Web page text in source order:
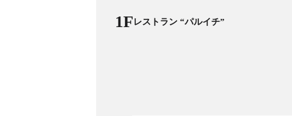
1Fレストラン “パルイチ”